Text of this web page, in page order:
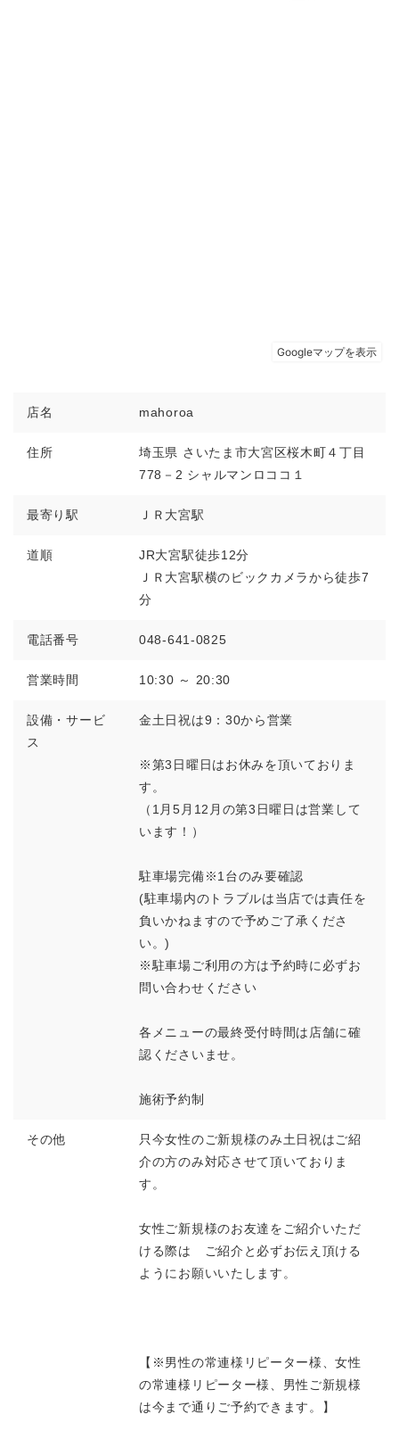
店名 mahoroa
住所
埼玉県 さいたま市大宮区桜木町４丁目
778－2 シャルマンロココ１
最寄り駅 ＪＲ大宮駅
道順
JR大宮駅徒歩12分
ＪＲ大宮駅横のビックカメラから徒歩7
分
電話番号 048-641-0825
営業時間 10:30 ～ 20:30
設備・サービ
ス
金土日祝は9：30から営業
※第3日曜日はお休みを頂いておりま
す。
（1月5月12月の第3日曜日は営業して
います！）
駐車場完備※1台のみ要確認
(駐車場内のトラブルは当店では責任を
負いかねますので予めご了承くださ
い。)
※駐車場ご利用の方は予約時に必ずお
問い合わせください
各メニューの最終受付時間は店舗に確
認くださいませ。
施術予約制
その他
只今女性のご新規様のみ土日祝はご紹
介の方のみ対応させて頂いておりま
す。
女性ご新規様のお友達をご紹介いただ
ける際は ご紹介と必ずお伝え頂ける
ようにお願いいたします。
【※男性の常連様リピーター様、女性
の常連様リピーター様、男性ご新規様
は今まで通りご予約できます。】